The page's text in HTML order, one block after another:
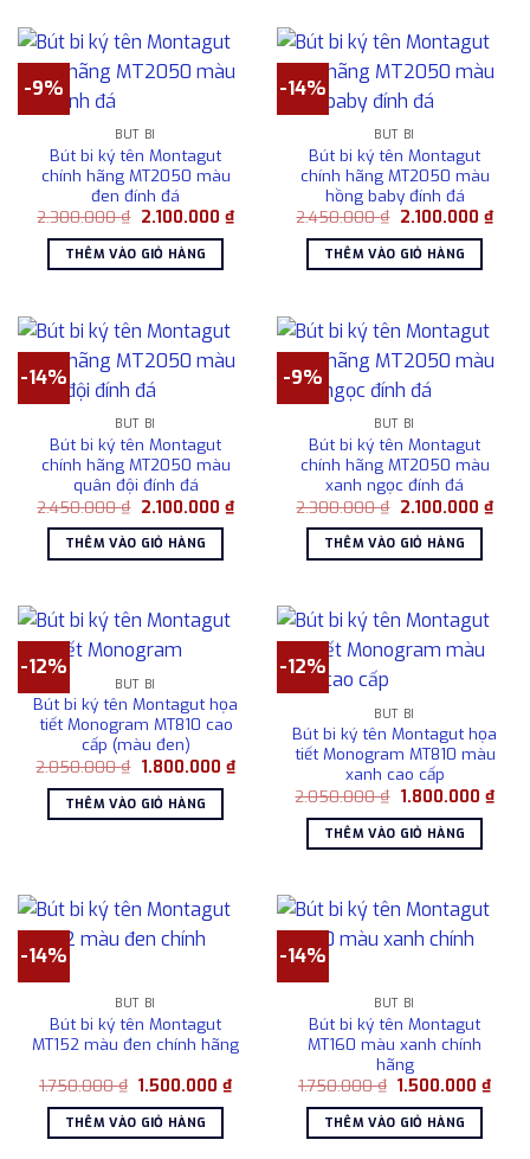
-9%
BÚT BI
Bút bi ký tên Montagut
chính hãng MT2050 màu
đen đính đá
2.300.000₫ Giá
là:
2.300.000 ₫.
2.100.000 ₫Giá
hiện
2.100.000 ₫.
THÊM VÀO GIỎ HÀNG
-14%
BÚT BI
Bút bi ký tên Montagut
chính hãng MT2050 màu
hồng baby đính đá
2.450.000₫ Giá
là:
2.450.000 ₫.
2.100.000 ₫Giá
hiện
THÊM VÀO GIỎ HÀNG
-14%
BÚT BI
Bút bi ký tên Montagut
chính hãng MT2050 màu
quân đội đính đá
2.450.000₫ Giá
là:
2.450.000 ₫.
2.100.000 ₫Giá
hiện
2.100.000 ₫.
THÊM VÀO GIỎ HÀNG
-9%
BÚT BI
Bút bi ký tên Montagut
chính hãng MT2050 màu
xanh ngọc đính đá
2.300.000₫ Giá
là:
2.300.000 ₫.
2.100.000 ₫Giá
hiện
THÊM VÀO GIỎ HÀNG
-12%
BÚT BI
Bút bi ký tên Montagut họa
tiết Monogram MT810 cao
cấp (màu đen)
2.050.000₫ Giá
là:
2.050.000 ₫.
1.800.000 ₫Giá
hiện
1.800.000 ₫.
THÊM VÀO GIỎ HÀNG
-12%
BÚT BI
Bút bi ký tên Montagut họa
tiết Monogram MT810 màu
xanh cao cấp
2.050.000₫ Giá
là:
2.050.000 ₫.
1.800.000 ₫Giá
hiện
THÊM VÀO GIỎ HÀNG
-14%
BÚT BI
Bút bi ký tên Montagut
MT152 màu đen chính hãng
1.750.000₫ Giá
là:
1.750.000 ₫.
1.500.000₫Giá
hiện
1.500.000 ₫.
THÊM VÀO GIỎ HÀNG
-14%
BÚT BI
Bút bi ký tên Montagut
MT160 màu xanh chính
hãng
1.750.000₫ Giá
là:
1.750.000 ₫.
1.500.000₫Giá
hiện
THÊM VÀO GIỎ HÀNG